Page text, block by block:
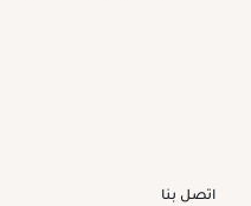
اتصل بنا